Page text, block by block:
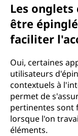
Les
être
faciliter
Oui, certaines
utilisateurs
contextuels à
permet de
pertinentes sont
lorsque l'on
éléments.